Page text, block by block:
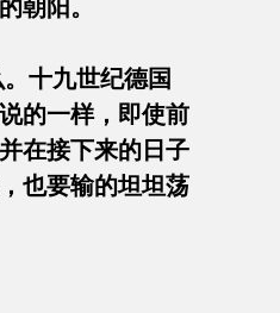
绚丽的朝阳。
十九世纪德国
的一样，即使前
在接下来的日子
也要输的坦坦荡